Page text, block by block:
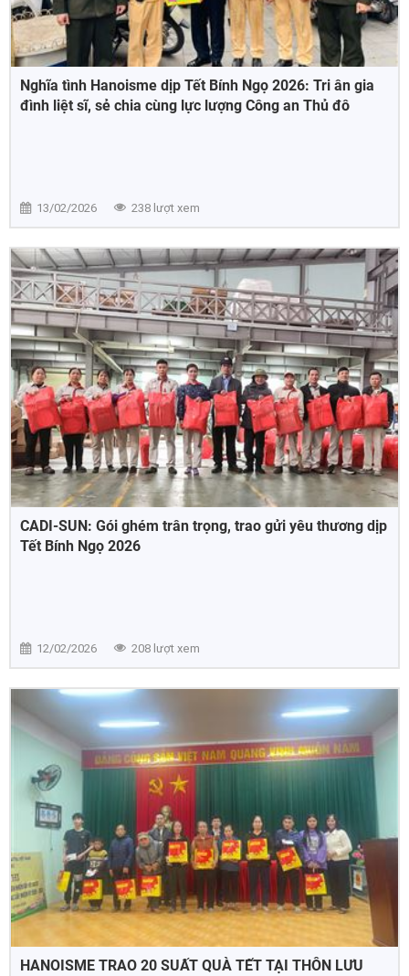
Nghĩa tình Hanoisme dịp Tết Bính Ngọ 2026: Tri ân gia
đình liệt sĩ, sẻ chia cùng lực lượng Công an Thủ đô
13/02/2026 238 lượt xem
CADI-SUN: Gói ghém trân trọng, trao gửi yêu thương dịp
Tết Bính Ngọ 2026
12/02/2026 208 lượt xem
HANOISME TRAO 20 SUẤT QUÀ TẾT TẠI THÔN LƯU